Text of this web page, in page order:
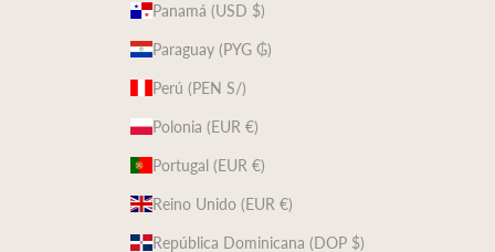
Panamá (USD $)
Paraguay (PYG ₲)
Perú (PEN S/)
Polonia (EUR €)
Portugal (EUR €)
Reino Unido (EUR €)
República Dominicana (DOP $)